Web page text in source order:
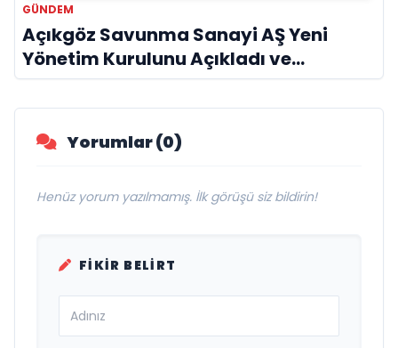
GÜNDEM
Açıkgöz Savunma Sanayi AŞ Yeni
Yönetim Kurulunu Açıkladı ve
Savunma Sanayinde Küresel Vizyon
Vurgusu
Yorumlar (0)
Henüz yorum yazılmamış. İlk görüşü siz bildirin!
FIKIR BELIRT